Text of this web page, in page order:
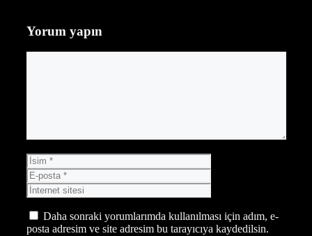
Yorum yapın
İsim
posta
sitesi
Daha sonraki yorumlarımda kullanılması için adım, e-
posta adresim ve site adresim bu tarayıcıya kaydedilsin.